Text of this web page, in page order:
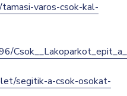
varos-csok-kal-
segitik-a-csok-osokat-